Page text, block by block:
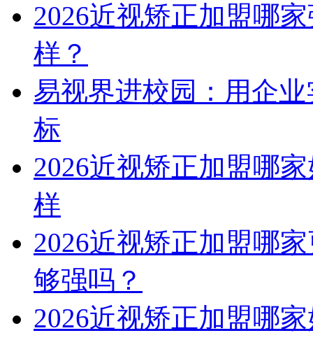
2026近视矫正加盟哪
样？
易视界进校园：用企
标
2026近视矫正加盟哪
样
2026近视矫正加盟哪
够强吗？
2026近视矫正加盟哪